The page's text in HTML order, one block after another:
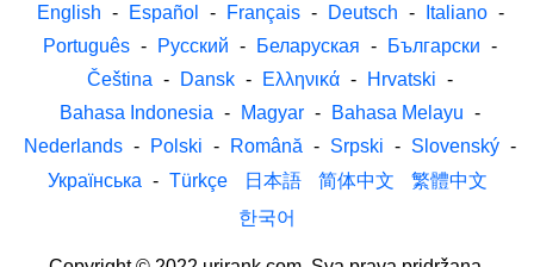
English - Español - Français - Deutsch - Italiano -
Português - Русский - Беларуская - Български -
Čeština - Dansk - Ελληνικά - Hrvatski -
Bahasa Indonesia - Magyar - Bahasa Melayu -
Nederlands - Polski - Română - Srpski - Slovenský -
Українська - Türkçe 日本語 简体中文
繁體中文
한국어